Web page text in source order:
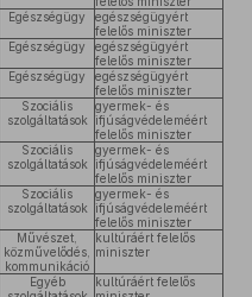
Egészségügy
egészségügyért
felelős miniszter
Egészségügy
egészségügyért
felelős miniszter
Egészségügy
egészségügyért
felelős miniszter
Szociális
szolgáltatások
gyermek- és
ifjúságvédeleméért
felelős miniszter
Szociális
szolgáltatások
gyermek- és
ifjúságvédeleméért
felelős miniszter
Szociális
szolgáltatások
gyermek- és
ifjúságvédeleméért
felelős miniszter
Művészet,
közművelődés,
kommunikáció
kultúráért felelős
miniszter
Egyéb
kultúráért felelős